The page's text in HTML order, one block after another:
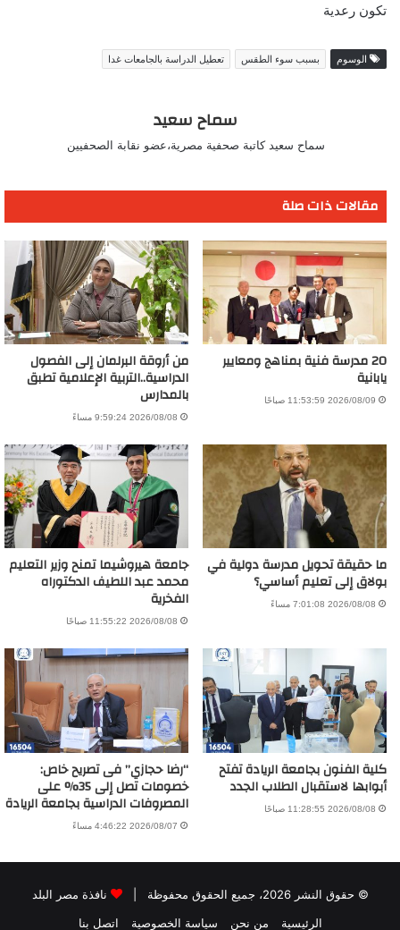
تكون رعدية
الوسوم بسبب سوء الطقس تعطيل الدراسة بالجامعات غدا
سماح سعيد
سماح سعيد كاتبة صحفية مصرية،عضو نقابة الصحفيين
مقالات ذات صلة
20 مدرسة فنية بمناهج ومعايير
يابانية
2026/08/09 11:53:59 صباحًا
من أروقة البرلمان إلى الفصول
الدراسية..التربية الإعلامية تطبق
بالمدارس
2026/08/08 9:59:24 مساءً
ما حقيقة تحويل مدرسة دولية في
بولاق إلى تعليم أساسي؟
2026/08/08 7:01:08 مساءً
جامعة هيروشيما تمنح وزير التعليم
محمد عبد اللطيف الدكتوراه
الفخرية
2026/08/08 11:55:22 صباحًا
كلية الفنون بجامعة الريادة تفتح
أبوابها لاستقبال الطلاب الجدد
2026/08/08 11:28:55 صباحًا
“رضا حجازي” فى تصريح خاص:
خصومات تصل إلى 35% على
المصروفات الدراسية بجامعة الريادة
2026/08/07 4:46:22 مساءً
© حقوق النشر 2026، جميع الحقوق محفوظة |
نافذة مصر البلد
الرئيسية
من نحن سياسة الخصوصية اتصل بنا